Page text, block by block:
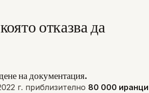
отказва да
на документация.
г. приблизително 80 000 иранци